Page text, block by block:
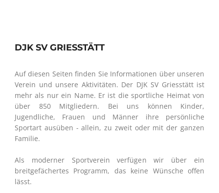
DJK SV GRIESSTÄTT
Auf diesen Seiten finden Sie Informationen über unseren
Verein und unsere Aktivitäten. Der DJK SV Griesstätt ist
mehr als nur ein Name. Er ist die sportliche Heimat von
über 850 Mitgliedern. Bei uns können Kinder,
Jugendliche, Frauen und Männer ihre persönliche
Sportart ausüben - allein, zu zweit oder mit der ganzen
Familie.
Als moderner Sportverein verfügen wir über ein
breitgefächertes Programm, das keine Wünsche offen
lässt.